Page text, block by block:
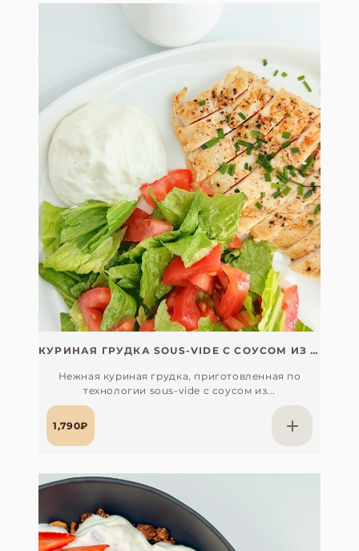
КУРИНАЯ ГРУДКА SOUS-VIDE С СОУСОМ ИЗ БЕЛЫХ ГРИБОВ
Нежная куриная грудка, приготовленная по
технологии sous-vide с соусом из...
1,790₽